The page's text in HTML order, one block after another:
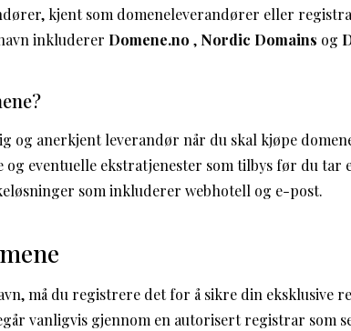
kjent som domeneleverandører eller
inkluderer Domene.no , Nordic Domains og
og anerkjent leverandør når du skal kjøpe
og eventuelle ekstratjenester som tilbys før du tar
som inkluderer webhotell og e-post.
må du registrere det for å sikre din eksklusive
vanligvis gjennom en autorisert registrar som